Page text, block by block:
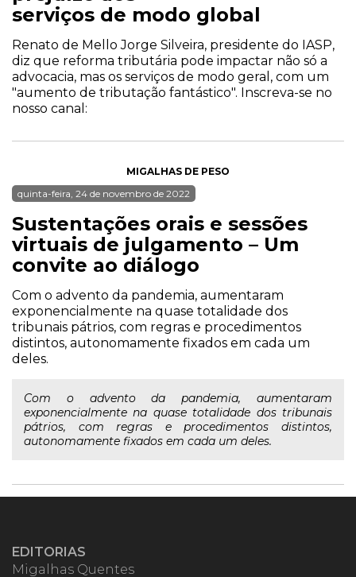
serviços de modo global
Renato de Mello Jorge Silveira, presidente do IASP,
diz que reforma tributária pode impactar não só a
advocacia, mas os serviços de modo geral, com um
"aumento de tributação fantástico". Inscreva-se no
nosso canal:
MIGALHAS DE PESO
quinta-feira, 24 de novembro de 2022
Sustentações orais e sessões
virtuais de julgamento – Um
convite ao diálogo
Com o advento da pandemia, aumentaram
exponencialmente na quase totalidade dos
tribunais pátrios, com regras e procedimentos
distintos, autonomamente fixados em cada um
deles.
Com o advento da pandemia, aumentaram
exponencialmente na quase totalidade dos tribunais
pátrios, com regras e procedimentos distintos,
autonomamente fixados em cada um deles.
EDITORIAS
Migalhas Quentes